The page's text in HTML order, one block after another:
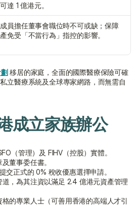
達 1 億港元。
員擔任董事會職位時不可或缺；保障
免受「不當行為」指控的影響。
移居的家庭，全面的國際醫療保險可確
立醫療系統及全球專家網路，而無需自
成立家族辦公
（管理）及 FIHV（控股）實體。
董事委任書。
交正式的 0% 稅收優惠選擇申請。
，為其注資以滿足 2.4 億港元資產管理
格的專業人士（可善用香港的高端人才引